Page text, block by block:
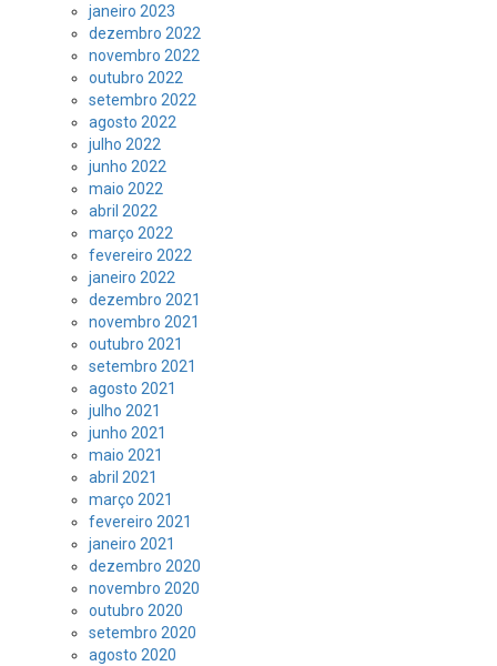
janeiro 2023
dezembro 2022
novembro 2022
outubro 2022
setembro 2022
agosto 2022
julho 2022
junho 2022
maio 2022
abril 2022
março 2022
fevereiro 2022
janeiro 2022
dezembro 2021
novembro 2021
outubro 2021
setembro 2021
agosto 2021
julho 2021
junho 2021
maio 2021
abril 2021
março 2021
fevereiro 2021
janeiro 2021
dezembro 2020
novembro 2020
outubro 2020
setembro 2020
agosto 2020